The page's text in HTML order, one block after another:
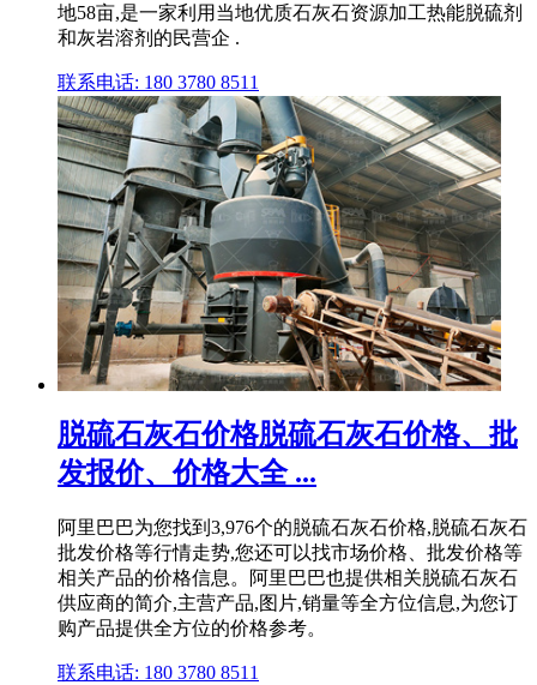
地58亩,是一家利用当地优质石灰石资源加工热能脱硫剂
和灰岩溶剂的民营企 .
联系电话: 180 3780 8511
脱硫石灰石价格脱硫石灰石价格、批
发报价、价格大全 ...
阿里巴巴为您找到3,976个的脱硫石灰石价格,脱硫石灰石
批发价格等行情走势,您还可以找市场价格、批发价格等
相关产品的价格信息。阿里巴巴也提供相关脱硫石灰石
供应商的简介,主营产品,图片,销量等全方位信息,为您订
购产品提供全方位的价格参考。
联系电话: 180 3780 8511